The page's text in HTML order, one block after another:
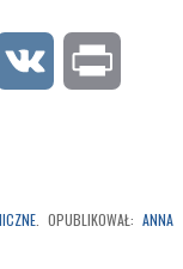
Tumblr VK
. OPUBLIKOWAŁ: ANNA